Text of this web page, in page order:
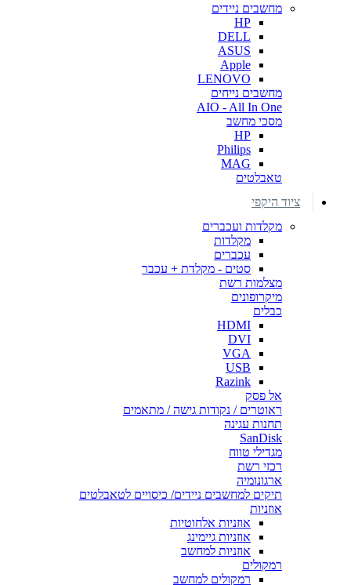
מחשבים ניידים
HP
DELL
ASUS
Apple
LENOVO
מחשבים נייחים
AIO - All In One
מסכי מחשב
HP
Philips
MAG
טאבלטים
ציוד היקפי
מקלדות ועכברים
מקלדות
עכברים
סטים - מקלדת + עכבר
מצלמות רשת
מיקרופונים
כבלים
HDMI
DVI
VGA
USB
Razink
אל פסק
ראוטרים / נקודות גישה / מתאמים
תחנות עגינה
SanDisk
מגדילי טווח
רכזי רשת
ארגונומיה
תיקים למחשבים ניידים/ כיסויים לטאבלטים
אוזניות
אוזניות אלחוטיות
אוזניות גיימינג
אוזניות למחשב
רמקולים
רמקולים למחשב